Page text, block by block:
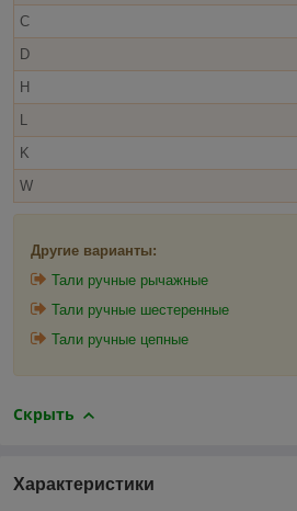
C
D
H
L
K
W
Другие варианты:
Тали ручные рычажные
Тали ручные шестеренные
Тали ручные цепные
Скрыть
Характеристики